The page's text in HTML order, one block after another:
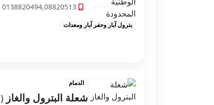
0138820494,08820513
بترول آبار وحفر آبار ومعدات
الدمام
شعلة البترول والغاز ( 4,880.46 كم )